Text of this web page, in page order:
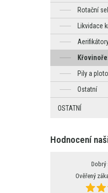
Rotační
Likvidace
Pily a
Ostatní
OSTATNÍ
Hodnocení
Dobrý
Ověřený